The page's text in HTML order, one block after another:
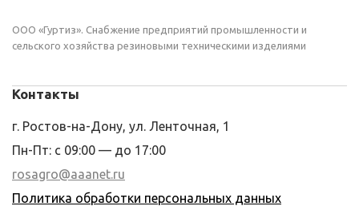
ООО «Гуртиз». Снабжение предприятий промышленности и
сельского хозяйства резиновыми техническими изделиями
Контакты
г. Ростов-на-Дону, ул. Ленточная, 1
Пн-Пт: с 09:00 — до 17:00
rosagro@aaanet.ru
Политика обработки персональных данных